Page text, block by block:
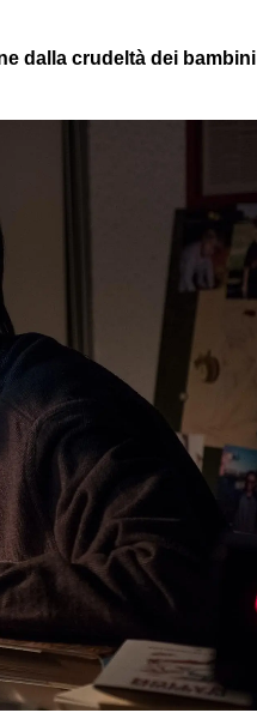
dalla crudeltà dei bambini